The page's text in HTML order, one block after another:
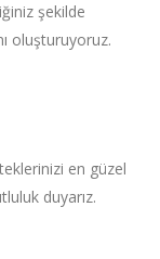
şekilde
oluşturuyoruz.
en güzel
duyarız.